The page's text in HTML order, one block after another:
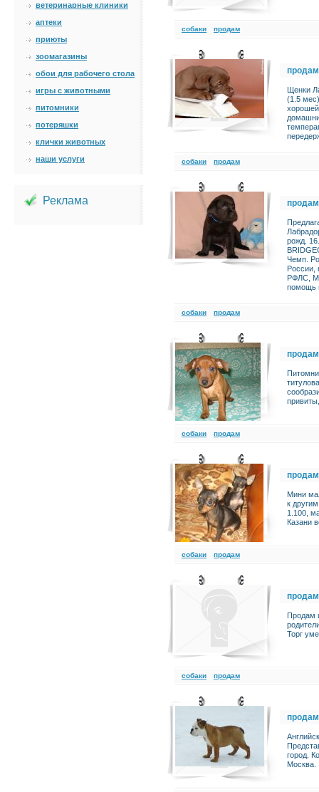
ветеринарные клиники
аптеки
приюты
зоомагазины
обои для рабочего стола
игры с животными
питомники
потеряшки
клички животных
наши услуги
Реклама
cобаки продам
продам
Щенки
(1.5
cобаки продам
продам
рожд.
Чемп.
России,
РФЛС,
помощь
cобаки продам
продам
cобаки продам
продам
Мини
к
1.100,
Казани
cобаки продам
продам
Продам
Торг
cобаки продам
продам
город.
Москва.